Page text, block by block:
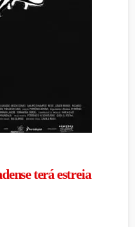
terá estreia